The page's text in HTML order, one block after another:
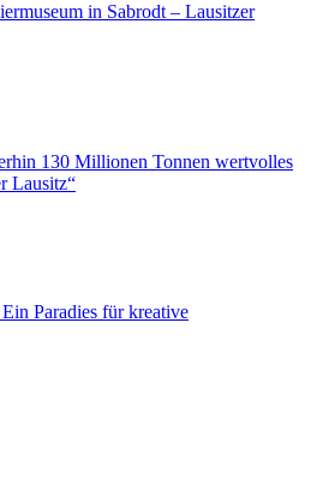
in Sabrodt – Lausitzer
130 Millionen Tonnen wertvolles
Lausitz“
Paradies für kreative